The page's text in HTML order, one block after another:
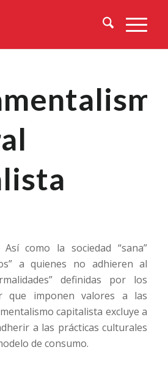
como la sociedad “sana”
a quienes no adhieren al
definidas por los
que imponen valores a las
capitalista excluye a
a las prácticas culturales
de consumo.